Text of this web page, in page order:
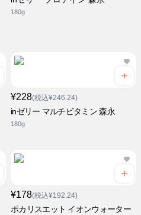
180g
¥228(税込¥246.24)
inゼリー マルチビタミン 森永
180g
¥178(税込¥192.24)
ポカリスエット イオンウォーター